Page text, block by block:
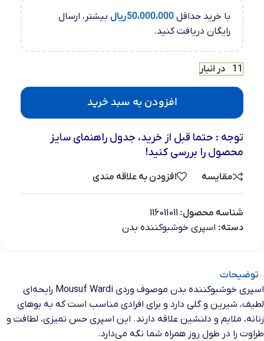
با خرید حداقل 50،000،000ریال بیشتر، ارسال
رایگان دریافت کنید.
11 در انبار
افزودن به سبد خرید
توجه : حتما قبل از خرید، جدول راهنمای سایز
محصول را بررسی کنید!
مقایسه افزودن به علاقه مندی
شناسه محصول: 116011011
دسته: اسپری خوشبوکننده بدن
توضیحات
اسپری خوشبوکننده بدن موصوف وردی Mousuf Wardi رایحه‌ای
لطیف، شیرین و گلی دارد و برای افرادی مناسب است که به بوهای
زنانه، ملایم و دلنشین علاقه دارند. این اسپری حس تمیزی، لطافت و
طراوت را در طول روز همراه شما نگه می‌دارد.